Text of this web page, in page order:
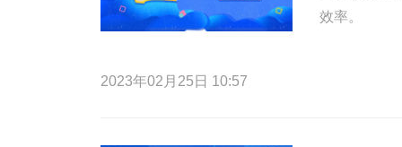
效率。
2023年02月25日 10:57